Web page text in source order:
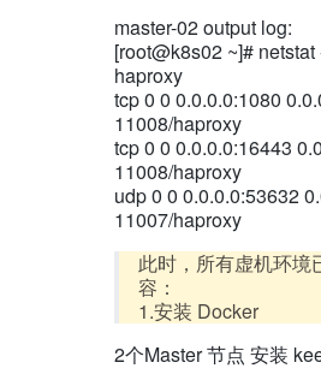
master-02 output log:
[root@k8s02 ~]#
haproxy
tcp 0 0 0.0.0.0:1080
11008/haproxy
tcp 0 0 0.0.0.0:16443
11008/haproxy
udp 0 0 0.0.0.0:53632
11007/haproxy
此时，所有虚机环境
容：
1.安装 Docker
2个Master 节点 安装